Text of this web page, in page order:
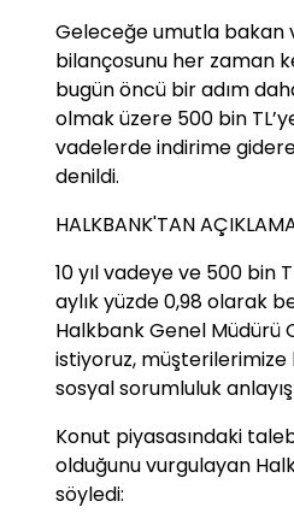
Geleceğe umutla bakan
bilançosunu her zaman
bugün öncü bir adım
olmak üzere 500 bin
vadelerde indirime
denildi.
HALKBANK'TAN
10 yıl vadeye ve 500 bin
aylık yüzde 0,98 olarak
Halkbank Genel Müdürü
istiyoruz, müşterilerimize
sosyal sorumluluk
Konut piyasasındaki
olduğunu vurgulayan
söyledi: